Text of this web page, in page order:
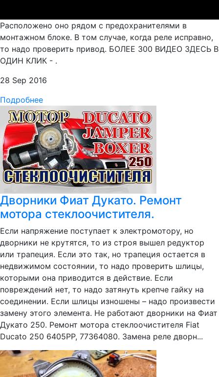
Расположено оно рядом с предохранителями в
монтажном блоке. В том случае, когда реле исправно,
то надо проверить привод. БОЛЕЕ 300 ВИДЕО ЗДЕСЬ В
ОДИН КЛИК - .
28 Sep 2016
Подробнее
Дворники Фиат Дукато. Ремонт
мотора стеклоочистителя.
Если напряжение поступает к электромотору, но
дворники не крутятся, то из строя вышел редуктор
или трапеция. Если это так, но трапеция остается в
недвижимом состоянии, то надо проверить шлицы,
которыми она приводится в действие. Если
повреждений нет, то надо затянуть крепче гайку на
соединении. Если шлицы изношены – надо произвести
замену этого элемента. Не работают дворники на Фиат
Дукато 250. Ремонт мотора стеклоочистителя Fiat
Ducato 250 6405PP, 77364080. Замена реле дворн...